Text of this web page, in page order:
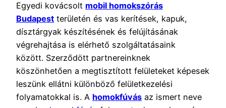
Egyedi kovácsolt mobil homokszórás
Budapest területén és vas kerítések, kapuk,
dísztárgyak készítésének és felújításának
végrehajtása is elérhető szolgáltatásaink
között. Szerződött partnereinknek
köszönhetően a megtisztított felületeket képesek
leszünk ellátni különböző felületkezelési
folyamatokkal is. A homokfúvás az ismert neve